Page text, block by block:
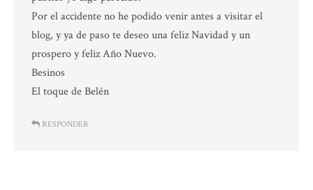
Por el accidente no he podido venir antes a visitar el
blog, y ya de paso te deseo una feliz Navidad y un
prospero y feliz Año Nuevo.
Besinos
El toque de Belén
RESPONDER